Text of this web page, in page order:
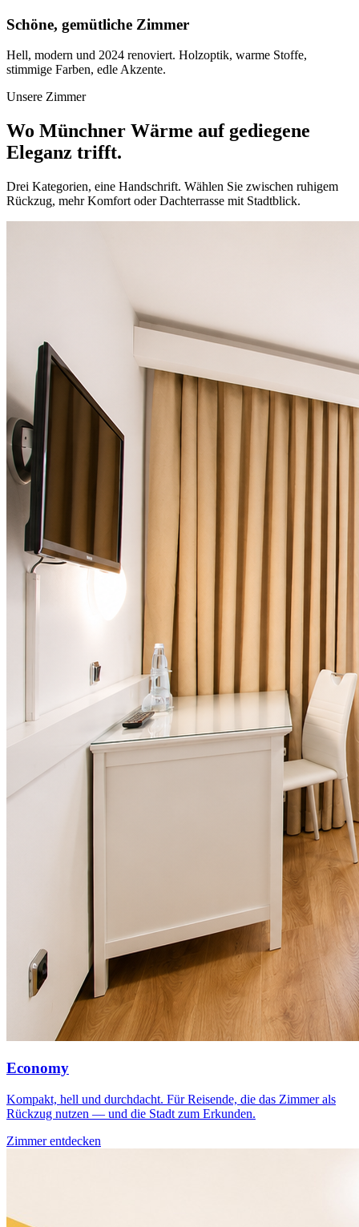
Schöne, gemütliche Zimmer
Hell, modern und 2024 renoviert. Holzoptik, warme Stoffe,
stimmige Farben, edle Akzente.
Unsere Zimmer
Wo Münchner Wärme auf gediegene
Eleganz trifft.
Drei Kategorien, eine Handschrift. Wählen Sie zwischen ruhigem
Rückzug, mehr Komfort oder Dachterrasse mit Stadtblick.
Economy
Kompakt, hell und durchdacht. Für Reisende, die das Zimmer als
Rückzug nutzen — und die Stadt zum Erkunden.
Zimmer entdecken